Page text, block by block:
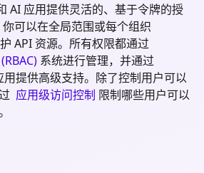
AI 应用提供灵活的、基于令牌的授
可以在全局范围或每个组织
API 资源。所有权限都通过
系统进行管理，并通过
用提供高级支持。除了控制用户可以
应用级访问控制 限制哪些用户可以